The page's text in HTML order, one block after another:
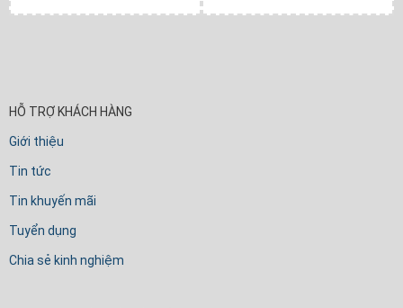
HỖ TRỢ KHÁCH HÀNG
Giới thiệu
Tin tức
Tin khuyến mãi
Tuyển dụng
Chia sẻ kinh nghiệm